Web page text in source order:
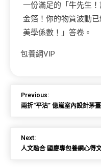
一份滿足的「牛先生！
金箔！你的物質波動
美學係數！」答卷。
包養網VIP
Previous:
兩折“平沽” 億嵐室內設計茅
Next:
人文融合 國慶專包養網心得